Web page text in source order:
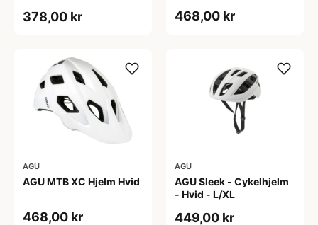
378,00 kr 468,00 kr
AGU
AGU MTB XC Hjelm Hvid
468,00 kr
AGU
AGU Sleek - Cykelhjelm
- Hvid - L/XL
449,00 kr